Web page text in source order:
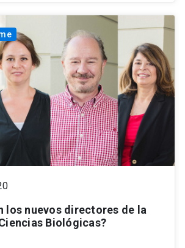
los nuevos directores de la
Biológicas?